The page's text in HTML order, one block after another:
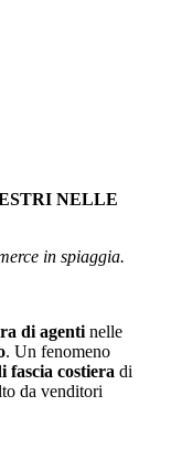
NELLE
in spiaggia.
di agenti nelle
. Un fenomeno
fascia costiera di
da venditori